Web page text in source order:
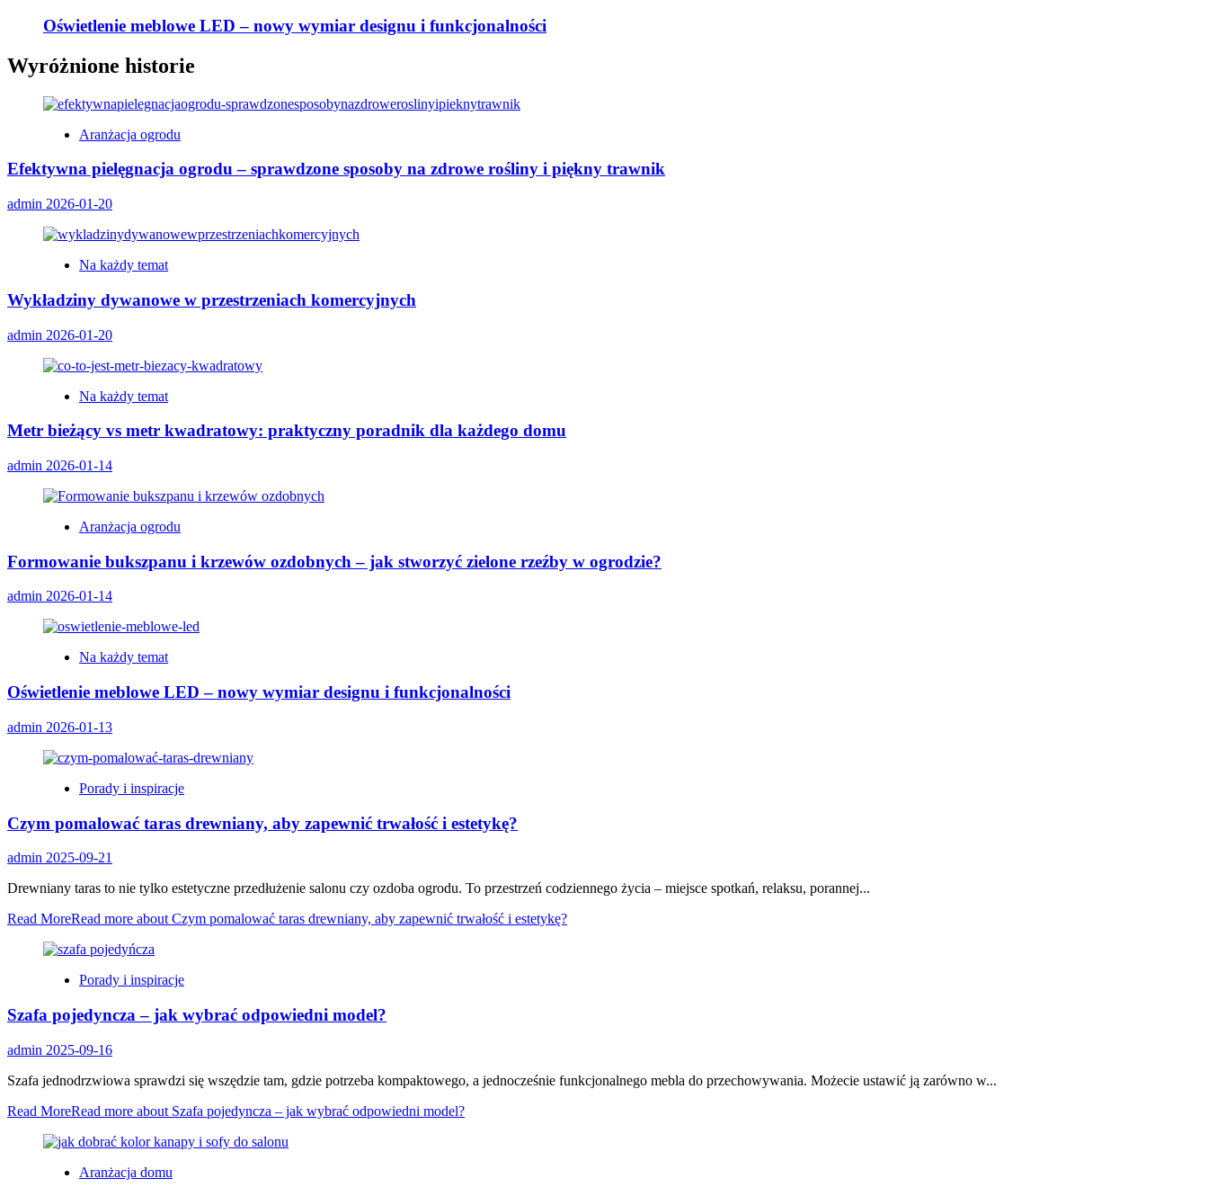
Oświetlenie meblowe LED – nowy wymiar designu i funkcjonalności
Wyróżnione historie
Aranżacja ogrodu
Efektywna pielęgnacja ogrodu – sprawdzone sposoby na zdrowe rośliny i piękny trawnik
admin 2026-01-20
Na każdy temat
Wykładziny dywanowe w przestrzeniach komercyjnych
admin 2026-01-20
Na każdy temat
Metr bieżący vs metr kwadratowy: praktyczny poradnik dla każdego domu
admin 2026-01-14
Aranżacja ogrodu
Formowanie bukszpanu i krzewów ozdobnych – jak stworzyć zielone rzeźby w ogrodzie?
admin 2026-01-14
Na każdy temat
Oświetlenie meblowe LED – nowy wymiar designu i funkcjonalności
admin 2026-01-13
Porady i inspiracje
Czym pomalować taras drewniany, aby zapewnić trwałość i estetykę?
admin 2025-09-21
Drewniany taras to nie tylko estetyczne przedłużenie salonu czy ozdoba ogrodu. To przestrzeń codziennego życia – miejsce spotkań, relaksu, porannej...
Read MoreRead more about Czym pomalować taras drewniany, aby zapewnić trwałość i estetykę?
Porady i inspiracje
Szafa pojedyncza – jak wybrać odpowiedni model?
admin 2025-09-16
Szafa jednodrzwiowa sprawdzi się wszędzie tam, gdzie potrzeba kompaktowego, a jednocześnie funkcjonalnego mebla do przechowywania. Możecie ustawić ją zarówno w...
Read MoreRead more about Szafa pojedyncza – jak wybrać odpowiedni model?
Aranżacja domu